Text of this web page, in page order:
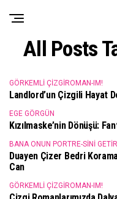
All Posts
GÖRKEMLI ÇIZGIROMAN-IM!
Landlord’un Çizgili Hayat
EGE GÖRGÜN
Kızılmaske’nin Dönüşü:
BANA ONUN PORTRE-SINI
Duayen Çizer Bedri
Can
GÖRKEMLI ÇIZGIROMAN-IM!